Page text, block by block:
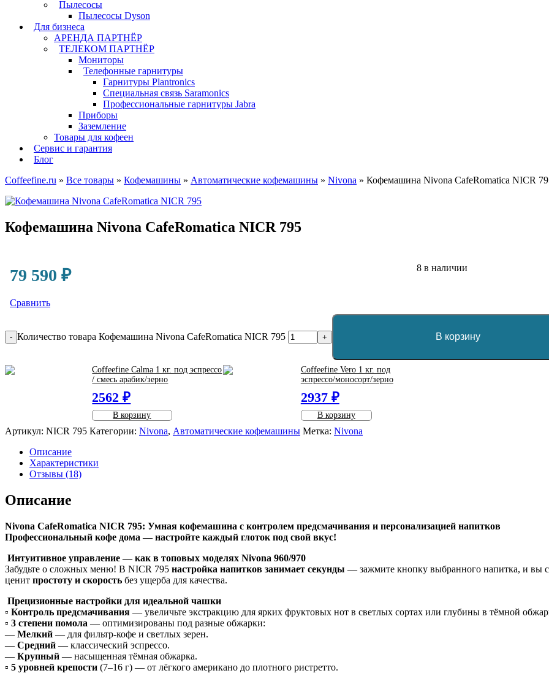
Пылесосы
Пылесосы Dyson
Для бизнеса
АРЕНДА ПАРТНЁР
ТЕЛЕКОМ ПАРТНЁР
Мониторы
Телефонные гарнитуры
Гарнитуры Plantronics
Специальная связь Saramonics
Профессиональные гарнитуры Jabra
Приборы
Заземление
Товары для кофеен
Сервис и гарантия
Блог
Coffeefine.ru » Все товары » Кофемашины » Автоматические кофемашины » Nivona » Кофемашина Nivona CafeRomatica NICR
Кофемашина Nivona CafeRomatica NICR 795
79 590 ₽
Сравнить
8 в наличии
- Количество товара Кофемашина Nivona CafeRomatica NICR 795 + В корзину
Coffeefine Calma 1 кг. под эспрессо
/ смесь арабик/зерно
2562 ₽
В корзину
Coffeefine Vero 1 кг. под
эспрессо/моносорт/зерно
2937 ₽
В корзину
Артикул: NICR 795 Категории: Nivona, Автоматические кофемашины Метка: Nivona
Описание
Характеристики
Отзывы (18)
Описание
Nivona CafeRomatica NICR 795: Умная кофемашина с контролем предсмачивания и персонализацией напитков
Профессиональный кофе дома — настройте каждый глоток под свой вкус!
Интуитивное управление — как в топовых моделях Nivona 960/970
Забудьте о сложных меню! В NICR 795 настройка напитков занимает секунды — зажмите кнопку выбранного напитка, и вы
ценит простоту и скорость без ущерба для качества.
Прецизионные настройки для идеальной чашки
▫️ Контроль предсмачивания — увеличьте экстракцию для ярких фруктовых нот в светлых сортах или глубины в тёмной
▫️ 3 степени помола — оптимизированы под разные обжарки:
— Мелкий — для фильтр-кофе и светлых зерен.
— Средний — классический эспрессо.
— Крупный — насыщенная тёмная обжарка.
▫️ 5 уровней крепости (7–16 г) — от лёгкого американо до плотного ристретто.